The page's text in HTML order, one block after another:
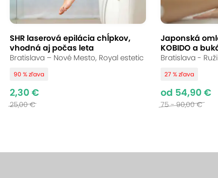
SHR laserová epilácia chĺpkov,
vhodná aj počas leta
Bratislava – Nové Mesto, Royal estetic
90 % zľava
2,30 €
25,00 €
Japonská
KOBIDO a
Bratislava -
27 % zľava
od 54,90 €
75 - 90,00 €